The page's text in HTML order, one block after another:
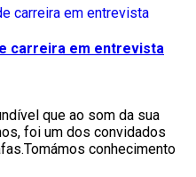
carreira em entrevista
que ao som da sua
foi um dos convidados
conhecimento